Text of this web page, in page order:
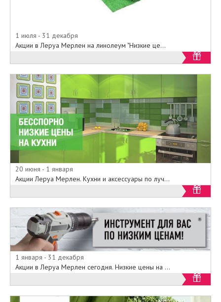
1 июля - 31 декабря
Акции в Леруа Мерлен на линолеум "Низкие це...
20 июня - 1 января
Акции Леруа Мерлен. Кухни и аксессуары по луч...
1 января - 31 декабря
Акции в Леруа Мерлен сегодня. Низкие цены на ...